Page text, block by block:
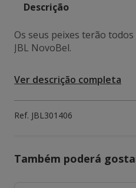
Descrição
Os seus peixes terão
JBL NovoBel.
Ver descrição completa
Ref. JBL301406
Também poderá